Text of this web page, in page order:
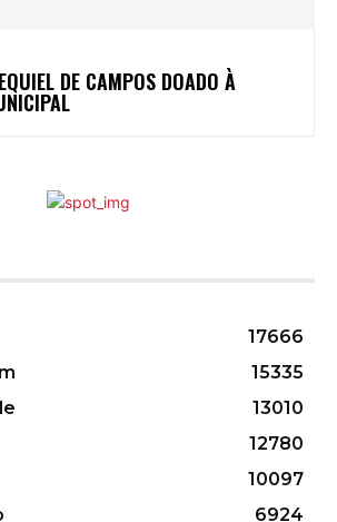
DE CAMPOS DOADO À
17666
15335
13010
12780
10097
6924